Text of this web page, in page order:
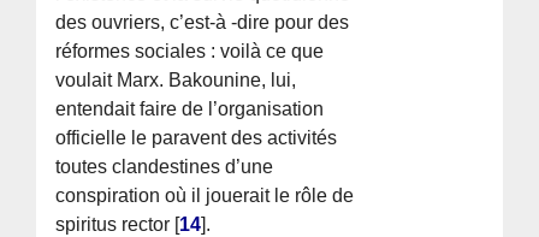
des ouvriers, c’est-à -dire pour des
réformes sociales : voilà ce que
voulait Marx. Bakounine, lui,
entendait faire de l’organisation
officielle le paravent des activités
toutes clandestines d’une
conspiration où il jouerait le rôle de
spiritus rector [14].